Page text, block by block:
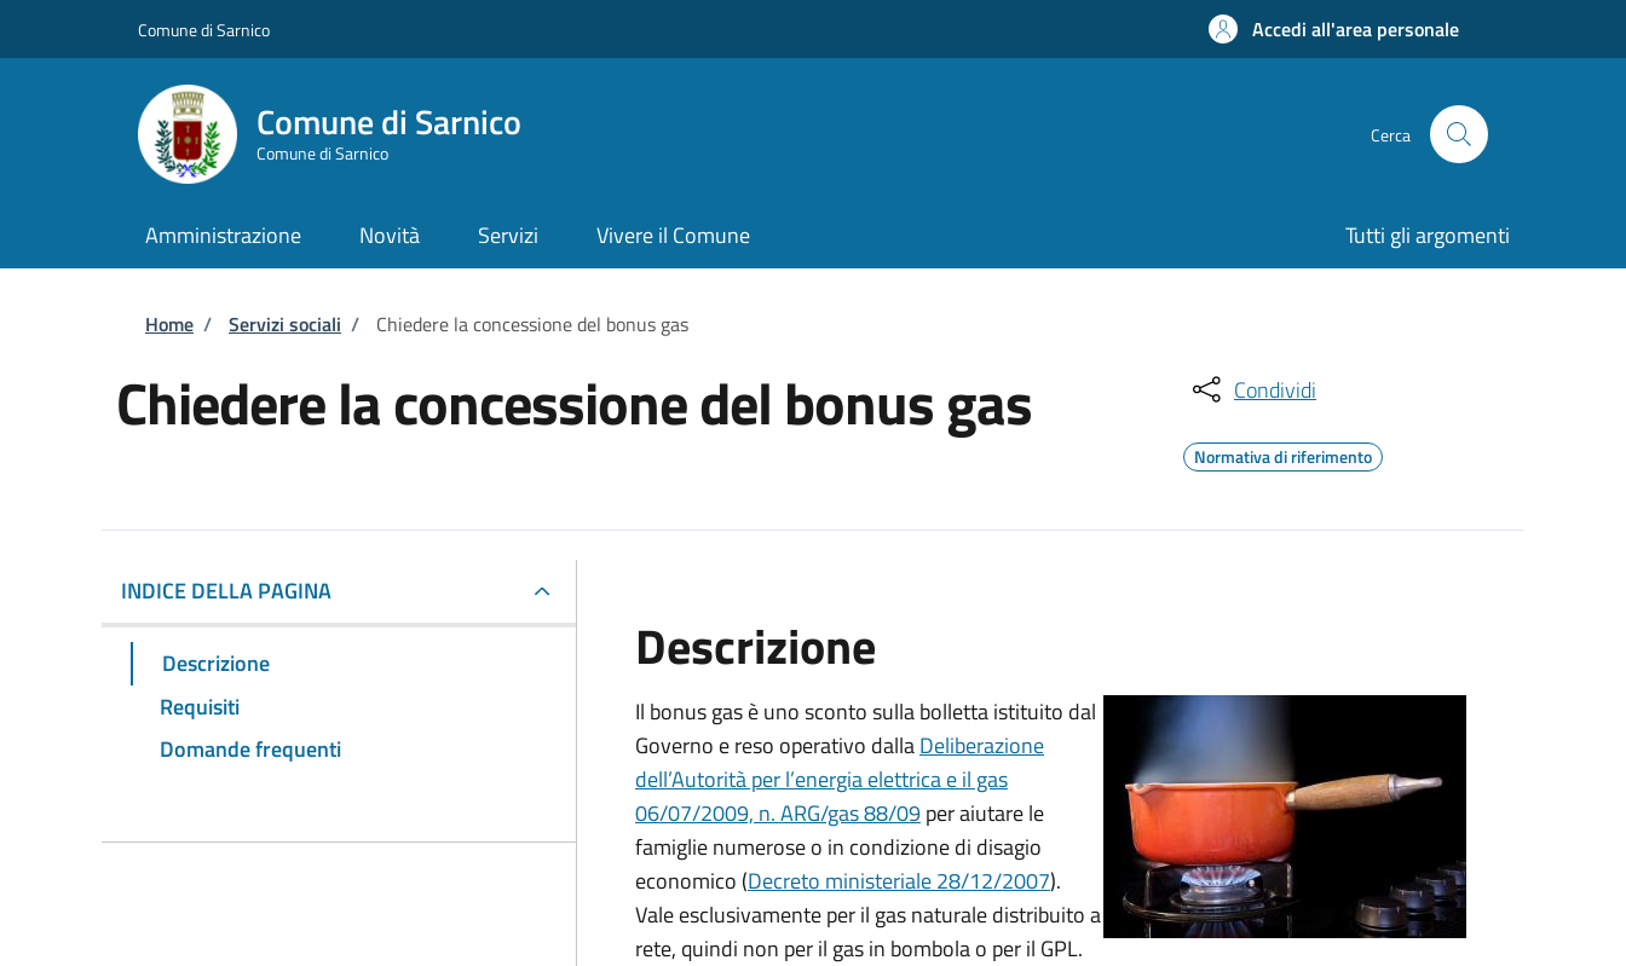
Comune di Sarnico Accedi all'area personale
Comune di Sarnico
Comune di Sarnico
Cerca
Amministrazione Novità Servizi Vivere il Comune Tutti gli argomenti
Briciole di pane
Home / Servizi sociali / Chiedere la concessione del bonus gas
Chiedere la concessione del bonus gas Condividi
Normativa di riferimento
INDICE DELLA PAGINA
Descrizione
Requisiti
Domande frequenti
Descrizione
Il bonus gas è uno sconto sulla bolletta istituito dal
Governo e reso operativo dallaDeliberazione
dell’Autorità per l’energia elettrica e il gas
06/07/2009, n. ARG/gas 88/09per aiutare le
famiglie numerose o in condizione di disagio
economico (Decreto ministeriale 28/12/2007).
Vale esclusivamente per il gas naturale distribuito a
rete, quindi non per il gas in bombola o per il GPL.